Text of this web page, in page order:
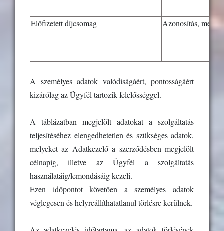
Előfizetett díjcsomag Azonosítás,
A személyes adatok valódiságáért, pontosságáért
kizárólag az Ügyfél tartozik felelősséggel.
A táblázatban megjelölt adatokat a szolgáltatás
teljesítéséhez elengedhetetlen és szükséges adatok,
melyeket az Adatkezelő a szerződésben megjelölt
célnapig, illetve az Ügyfél a szolgáltatás
használatáig/lemondásáig kezeli.
Ezen időpontot követően a személyes adatok
véglegesen és helyreállíthatatlanul törlésre kerülnek.